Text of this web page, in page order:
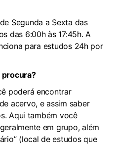
Segunda a Sexta das
das 6:00h às 17:45h. A
para estudos 24h por
procura?
poderá encontrar
acervo, e assim saber
Aqui também você
em grupo, além
(local de estudos que